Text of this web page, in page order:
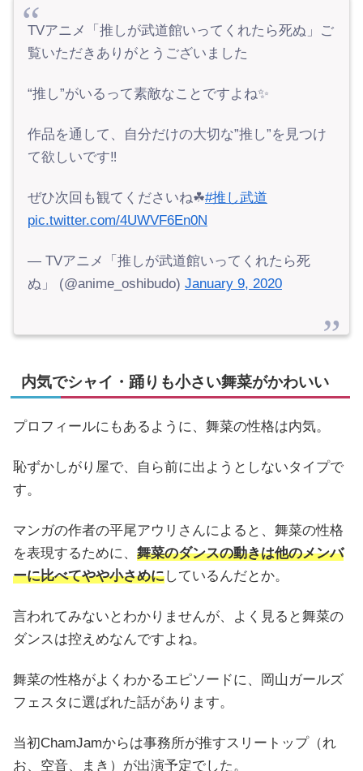
TVアニメ「推しが武道館いってくれたら死ぬ」ご
覧いただきありがとうございました
“推し”がいるって素敵なことですよね✨
作品を通して、自分だけの大切な”推し”を見つけ
て欲しいです‼️
ぜひ次回も観てくださいね☘#推し武道
pic.twitter.com/4UWVF6En0N
— TVアニメ「推しが武道館いってくれたら死
ぬ」 (@anime_oshibudo) January 9, 2020
内気でシャイ・踊りも小さい舞菜がかわいい
プロフィールにもあるように、舞菜の性格は内気。
恥ずかしがり屋で、自ら前に出ようとしないタイプで
す。
マンガの作者の平尾アウリさんによると、舞菜の性格
を表現するために、 舞菜のダンスの動きは他のメンバ
ーに比べてやや小さめにしているんだとか。
言われてみないとわかりませんが、よく見ると舞菜の
ダンスは控えめなんですよね。
舞菜の性格がよくわかるエピソードに、岡山ガールズ
フェスタに選ばれた話があります。
当初ChamJamからは事務所が推すスリートップ（れ
お、空音、まき）が出演予定でした。